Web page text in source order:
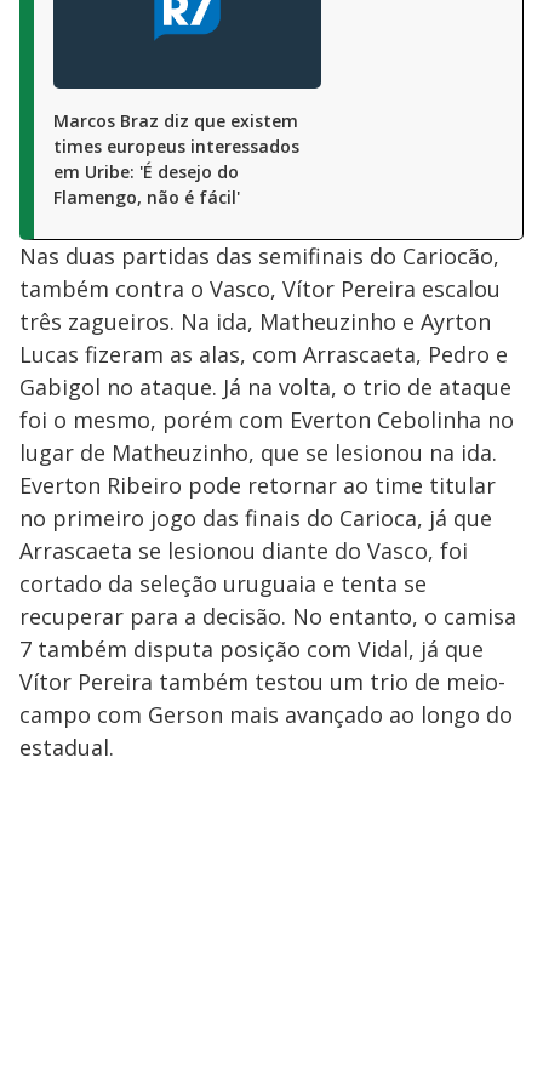
Marcos Braz diz que existem
times europeus interessados
em Uribe: 'É desejo do
Flamengo, não é fácil'
Nas duas partidas das semifinais do Cariocão,
também contra o Vasco, Vítor Pereira escalou
três zagueiros. Na ida, Matheuzinho e Ayrton
Lucas fizeram as alas, com Arrascaeta, Pedro e
Gabigol no ataque. Já na volta, o trio de ataque
foi o mesmo, porém com Everton Cebolinha no
lugar de Matheuzinho, que se lesionou na ida.
Everton Ribeiro pode retornar ao time titular
no primeiro jogo das finais do Carioca, já que
Arrascaeta se lesionou diante do Vasco, foi
cortado da seleção uruguaia e tenta se
recuperar para a decisão. No entanto, o camisa
7 também disputa posição com Vidal, já que
Vítor Pereira também testou um trio de meio-
campo com Gerson mais avançado ao longo do
estadual.